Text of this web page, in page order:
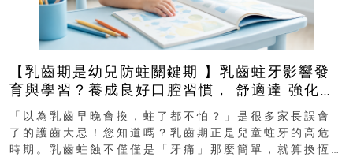
【乳齒期是幼兒防蛀關鍵期 】乳齒蛀牙影響發
育與學習？養成良好口腔習慣， 舒適達 強化琺
瑯質 兒童牙膏防護指南
「以為乳齒早晚會換，蛀了都不怕？」是很多家長誤會
了的護齒大忌！您知道嗎？乳齒期正是兒童蛀牙的高危
時期。乳齒蛀蝕不僅僅是「牙痛」那麼簡單，就算換恆